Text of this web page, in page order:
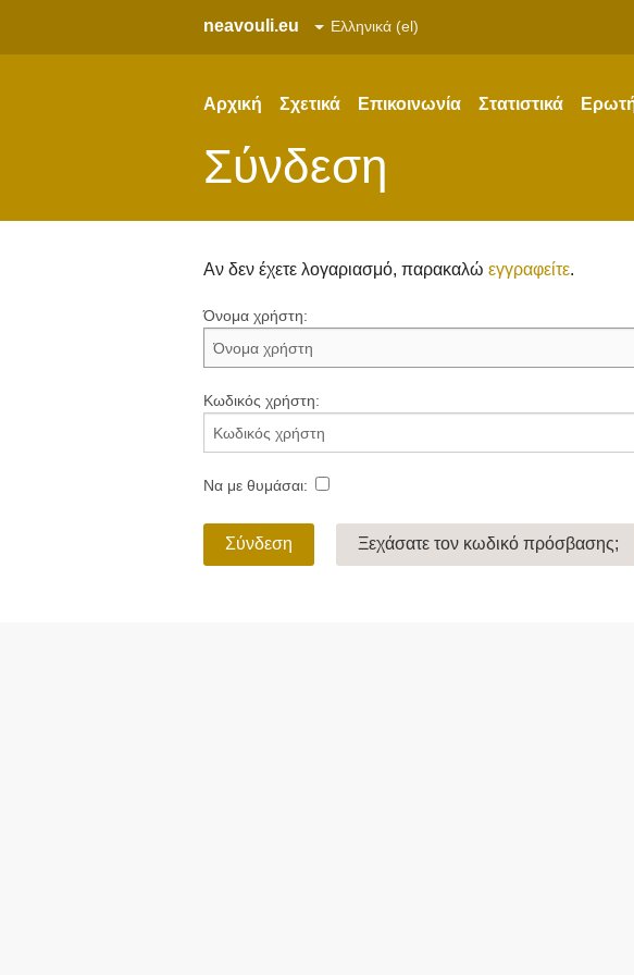
neavouli.eu
Αρχική Σχετικά Επικοινωνία Στατιστικά
Σύνδεση
Αν δεν έχετε λογαριασμό, παρακαλώ εγγραφείτε.
Όνομα χρήστη:
Κωδικός χρήστη:
Να με θυμάσαι:
Σύνδεση Ξεχάσατε τον κωδικό πρόσβασης;